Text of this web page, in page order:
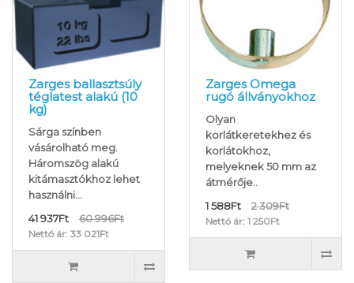
Zarges ballasztsúly
téglatest alakú (10
kg)
Sárga színben
vásárolható meg.
Háromszög alakú
kitámasztókhoz lehet
használni...
41 937Ft
60 996Ft
Nettó ár: 33 021Ft
Zarges Omega
rugó állványokhoz
Olyan
korlátkeretekhez és
korlátokhoz,
melyeknek 50 mm az
átmérője..
1 588Ft
2 309Ft
Nettó ár: 1 250Ft